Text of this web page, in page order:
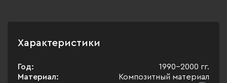
Характеристики
Год:
1990-2000 гг.
Материал:
Композитный материал